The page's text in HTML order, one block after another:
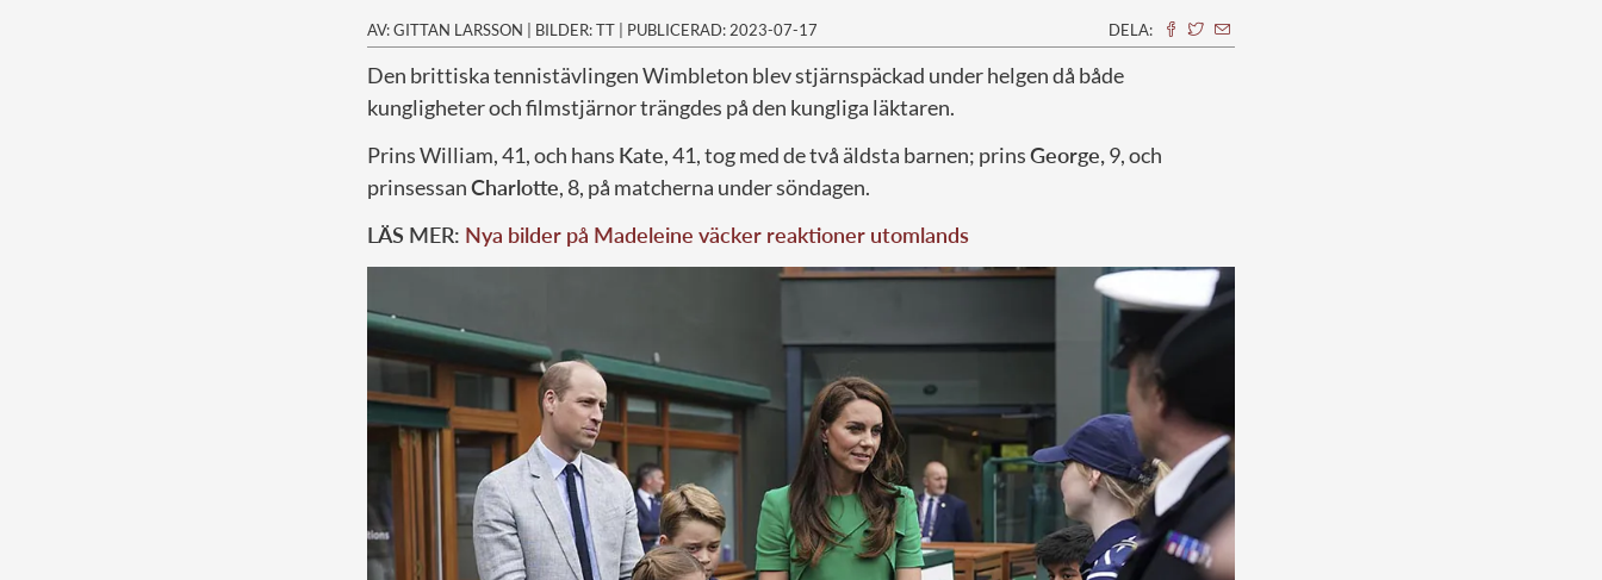
AV: GITTAN LARSSON | BILDER: TT | PUBLICERAD: 2023-07-17 DELA:
Den brittiska tennistävlingen Wimbleton blev stjärnspäckad under helgen då både
kungligheter och filmstjärnor trängdes på den kungliga läktaren.
Prins William, 41, och hans Kate, 41, tog med de två äldsta barnen; prinsGeorge, 9, och
prinsessanCharlotte, 8, på matcherna under söndagen.
LÄS MER: Nya bilder på Madeleine väcker reaktioner utomlands